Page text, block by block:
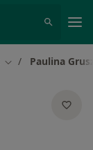
Zmień miasto
Paulina